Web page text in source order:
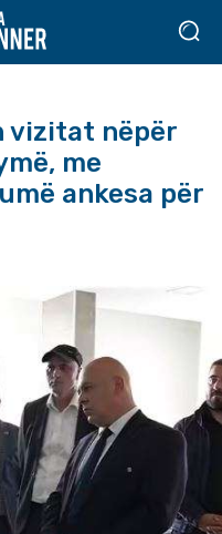
vizitat nëpër
me
ankesa për